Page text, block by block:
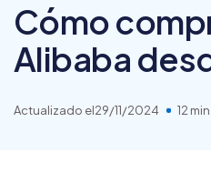
Cómo
Alibaba
Actualizado el29/11/2024 12